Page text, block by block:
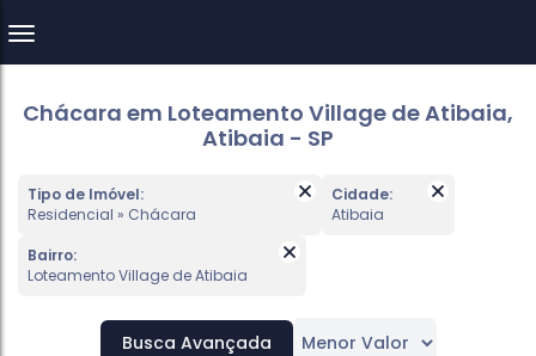
Chácara em Loteamento Village de Atibaia,
Atibaia - SP
Tipo de Imóvel:
Residencial » Chácara
Cidade:
Atibaia
Bairro:
Loteamento Village de Atibaia
Busca Avançada